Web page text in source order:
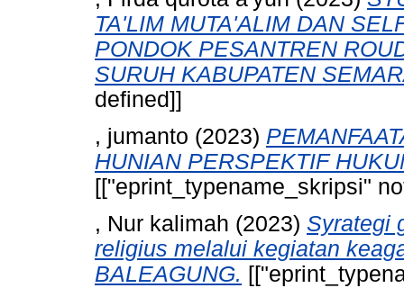
TA'LIM MUTA'ALIM DAN
PONDOK PESANTREN
SURUH KABUPATEN
defined]]
, jumanto (2023)
HUNIAN PERSPEKTIF
[["eprint_typename_skripsi"
, Nur kalimah (2023) Syrategi
religius melalui kegiatan
BALEAGUNG.